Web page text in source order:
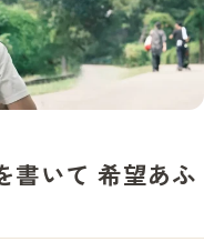
書いて 希望あふ